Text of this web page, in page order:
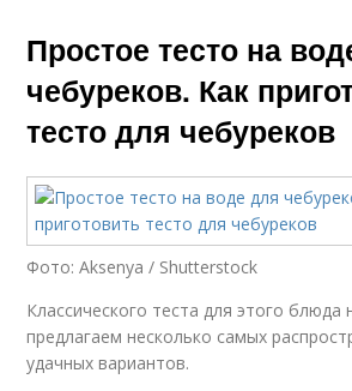
Простое тесто на
чебуреков. Как
тесто для чебуреков
Фото: Aksenya / Shutterstock
Классического теста для этого
предлагаем несколько самых
удачных вариантов.